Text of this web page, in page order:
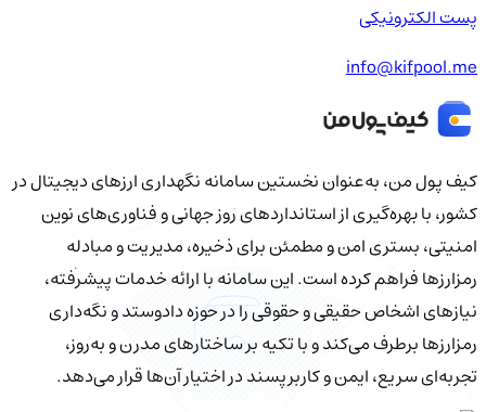
پست الکترونیکی
info@kifpool.me
کیف‌ پول من، به‌عنوان نخستین سامانه نگهداری ارزهای دیجیتال در
کشور، با بهره‌گیری از استانداردهای روز جهانی و فناوری‌های نوین
امنیتی، بستری امن و مطمئن برای ذخیره، مدیریت و مبادله
رمزارزها فراهم کرده است. این سامانه با ارائه خدمات پیشرفته،
نیازهای اشخاص حقیقی و حقوقی را در حوزه دادوستد و نگه‌داری
رمزارزها برطرف می‌کند و با تکیه بر ساختارهای مدرن و به‌روز،
تجربه‌ای سریع، ایمن و کاربرپسند در اختیار آن‌ها قرار می‌دهد.